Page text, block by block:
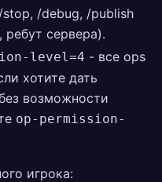
/debug, /publish
сервера).
level=4 - все ops
хотите дать
возможности
op-permission-
игрока: